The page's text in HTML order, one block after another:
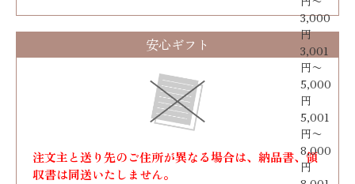
3,000
円
3,001
円〜
5,000
円
5,001
円〜
8,000
円
安心ギフト
注文主と送り先のご住所が異なる場合は、納品書、領
収書は同送いたしません。